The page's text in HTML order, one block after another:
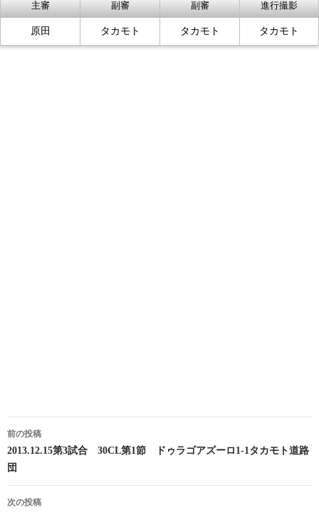
主審 副審 副審 進行撮影
原田 タカモト タカモト タカモト
投
稿
ナ
ビ
前の投稿
2013.12.15第3試合 30CL第1節 ドゥラゴアズーロ1-1タカモト道路
団
次の投稿